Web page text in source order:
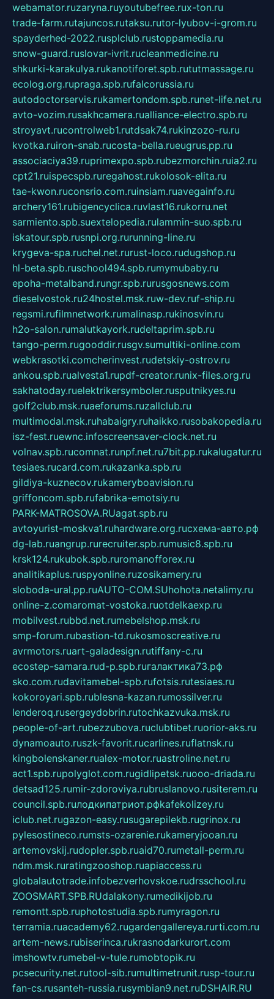
webamator.ruzaryna.ruyoutubefree.rux-ton.ru
trade-farm.rutajuncos.rutaksu.rutor-lyubov-i-grom.ru
spayderhed-2022.rusplclub.rustoppamedia.ru
snow-guard.ruslovar-ivrit.rucleanmedicine.ru
shkurki-karakulya.rukanotiforet.spb.rututmassage.ru
ecolog.org.rupraga.spb.rufalcorussia.ru
autodoctorservis.rukamertondom.spb.runet-life.net.ru
avto-vozim.rusakhcamera.rualliance-electro.spb.ru
stroyavt.rucontrolweb1.rutdsak74.rukinzozo-ru.ru
kvotka.ruiron-snab.rucosta-bella.rueugrus.pp.ru
associaciya39.ruprimexpo.spb.rubezmorchin.ruia2.ru
cpt21.ruispecspb.ruregahost.rukolosok-elita.ru
tae-kwon.ruconsrio.com.ruinsiam.ruavegainfo.ru
archery161.rubigencyclica.ruvlast16.rukorru.net
sarmiento.spb.suextelopedia.rulammin-suo.spb.ru
iskatour.spb.rusnpi.org.rurunning-line.ru
krygeva-spa.ruchel.net.rurust-loco.rudugshop.ru
hl-beta.spb.ruschool494.spb.rumymubaby.ru
epoha-metalband.rungr.spb.rurusgosnews.com
dieselvostok.ru24hostel.msk.ruw-dev.ruf-ship.ru
regsmi.rufilmnetwork.rumalinasp.rukinosvin.ru
h2o-salon.rumalutkayork.rudeltaprim.spb.ru
tango-perm.rugooddir.rusgv.sumultiki-online.com
webkrasotki.comcherinvest.rudetskiy-ostrov.ru
ankou.spb.rualvesta1.rupdf-creator.runix-files.org.ru
sakhatoday.ruelektrikersymboler.rusputnikyes.ru
golf2club.msk.ruaeforums.ruzallclub.ru
multimodal.msk.ruhabaigry.ruhaikko.rusobakopedia.ru
isz-fest.ruewnc.infoscreensaver-clock.net.ru
volnav.spb.rucomnat.runpf.net.ru7bit.pp.rukalugatur.ru
tesiaes.rucard.com.rukazanka.spb.ru
gildiya-kuznecov.rukameryboavision.ru
griffoncom.spb.rufabrika-emotsiy.ru
PARK-MATROSOVA.RUagat.spb.ru
avtoyurist-moskva1.ruhardware.org.ruсхема-авто.рф
dg-lab.ruangrup.rurecruiter.spb.rumusic8.spb.ru
krsk124.rukubok.spb.ruromanofforex.ru
analitikaplus.ruspyonline.ruzosikamery.ru
sloboda-ural.pp.ruAUTO-COM.SUhohota.netalimy.ru
online-z.comaromat-vostoka.ruotdelkaexp.ru
mobilvest.rubbd.net.rumebelshop.msk.ru
smp-forum.rubastion-td.rukosmoscreative.ru
avrmotors.ruart-galadesign.rutiffany-c.ru
ecostep-samara.rud-p.spb.ruгалактика73.рф
sko.com.rudavitamebel-spb.rufotsis.rutesiaes.ru
kokoroyari.spb.rublesna-kazan.rumossilver.ru
lenderoq.rusergeydobrin.rutochkazvuka.msk.ru
people-of-art.rubezzubova.ruclubtibet.ruorior-aks.ru
dynamoauto.ruszk-favorit.rucarlines.ruflatnsk.ru
kingbolenskaner.rualex-motor.ruastroline.net.ru
act1.spb.rupolyglot.com.rugidlipetsk.ruooo-driada.ru
detsad125.rumir-zdoroviya.rubruslanovo.rusiterem.ru
council.spb.ruлодкипатриот.рфkafekolizey.ru
iclub.net.rugazon-easy.rusugarepilekb.rugrinox.ru
pylesostineco.rumsts-ozarenie.rukameryjooan.ru
artemovskij.rudopler.spb.ruaid70.rumetall-perm.ru
ndm.msk.ruratingzooshop.ruapiaccess.ru
globalautotrade.infobezverhovskoe.rudrsschool.ru
ZOOSMART.SPB.RUdalakony.rumedikijob.ru
remontt.spb.ruphotostudia.spb.rumyragon.ru
terramia.ruacademy62.rugardengallereya.rurti.com.ru
artem-news.rubiserinca.rukrasnodarkurort.com
imshowtv.rumebel-v-tule.rumobtopik.ru
pcsecurity.net.rutool-sib.rumultimetrunit.rusp-tour.ru
fan-cs.rusanteh-russia.rusymbian9.net.ruDSHAIR.RU